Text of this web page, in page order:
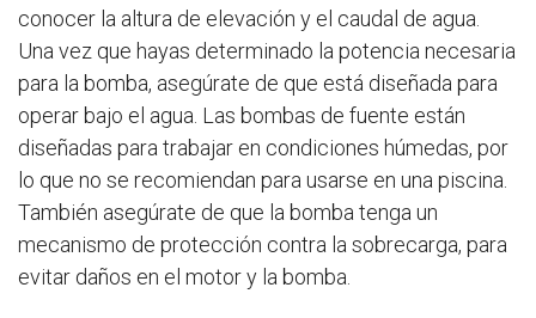
conocer la altura de elevación y el caudal de agua.
Una vez que hayas determinado la potencia necesaria
para la bomba, asegúrate de que está diseñada para
operar bajo el agua. Las bombas de fuente están
diseñadas para trabajar en condiciones húmedas, por
lo que no se recomiendan para usarse en una piscina.
También asegúrate de que la bomba tenga un
mecanismo de protección contra la sobrecarga, para
evitar daños en el motor y la bomba.